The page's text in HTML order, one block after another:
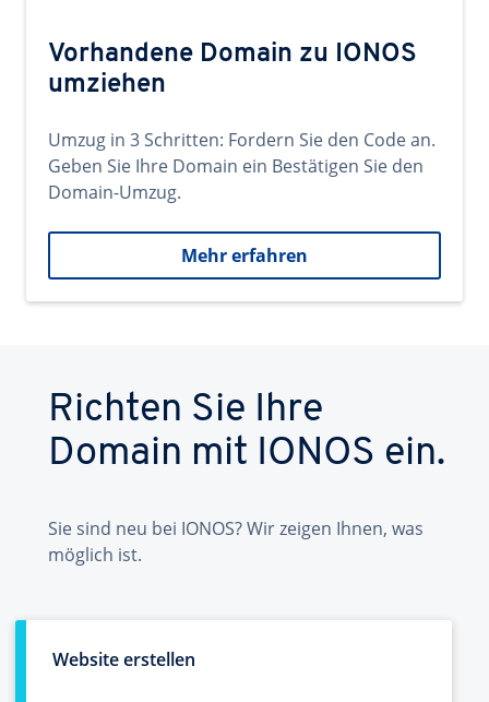
Vorhandene Domain zu IONOS
umziehen
Umzug in 3 Schritten: Fordern Sie den Code an.
Geben Sie Ihre Domain ein Bestätigen Sie den
Domain-Umzug.
Mehr erfahren
Richten Sie Ihre
Domain mit IONOS ein.
Sie sind neu bei IONOS? Wir zeigen Ihnen, was
möglich ist.
Website erstellen